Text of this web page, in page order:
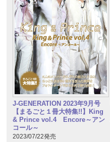
J-GENERATION 2023年9月号
【まるごと１冊大特集!!】King
& Prince vol.4 Encore～アン
コール～
2023/07/22発売